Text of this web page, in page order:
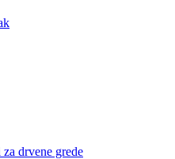
drvene grede